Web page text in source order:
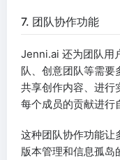
7. 团队协作功能
Jenni.ai 还为团队用
队、创意团队等需要
共享创作内容、进
每个成员的贡献进行
这种团队协作功能让
版本管理和信息孤岛